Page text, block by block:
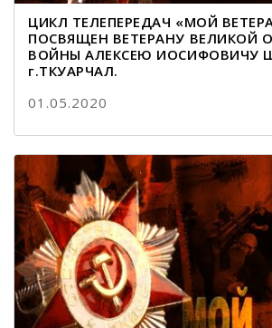
ЦИКЛ ТЕЛЕПЕРЕДАЧ «МОЙ
ПОСВЯЩЕН ВЕТЕРАНУ ВЕЛИКОЙ
ВОЙНЫ АЛЕКСЕЮ ИОСИФОВИЧУ
г.ТКУАРЧАЛ.
01.05.2020